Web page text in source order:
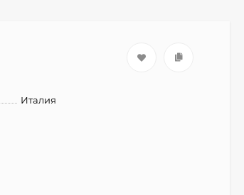
Италия